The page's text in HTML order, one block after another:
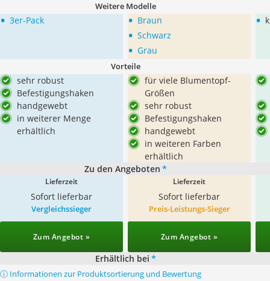
Weitere Modelle
• 3er-Pack • Braun
• Schwarz
• Grau
•
Vorteile
sehr robust
Befestigungshaken
handgewebt
in weiterer Menge
erhältlich
für viele Blumentopf-
Größen
sehr robust
Befestigungshaken
handgewebt
in weiteren Farben
erhältlich
Zu den Angeboten *
Lieferzeit
Sofort lieferbar
Lieferzeit
Sofort lieferbar
Vergleichssieger
Zum Angebot »
Preis-Leistungs-Sieger
Zum Angebot »
Erhältlich bei *
ⓘ Informationen zur Produktsortierung und Bewertung